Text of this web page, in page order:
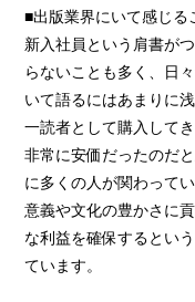
■出版業界にいて感じる
新入社員という肩書が
らないことも多く、日
いて語るにはあまりに
一読者として購入して
非常に安価だったのだ
に多くの人が関わって
意義や文化の豊かさに
な利益を確保するとい
ています。